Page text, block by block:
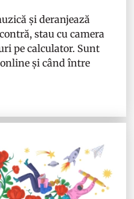
și deranjează
stau cu camera
pe calculator. Sunt
și când între